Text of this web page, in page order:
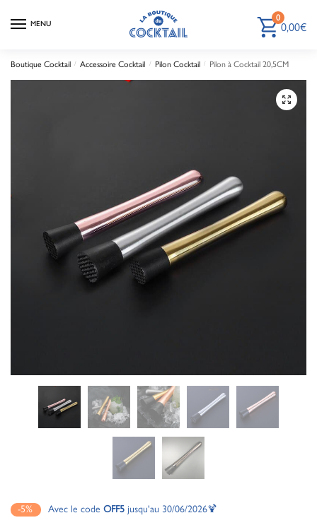
MENU
0
0,00€
Boutique Cocktail / Accessoire Cocktail / Pilon Cocktail / Pilon à Cocktail 20,5CM
🔍
-5% Avec le code OFF5 jusqu'au 30/06/2026🍹